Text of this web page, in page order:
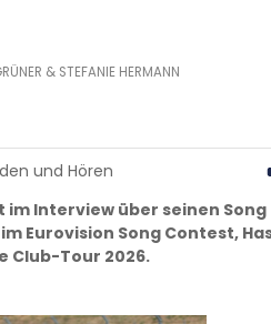
& STEFANIE HERMANN
und Hören
im Interview über seinen Song
Eurovision Song Contest,
Club-Tour 2026.